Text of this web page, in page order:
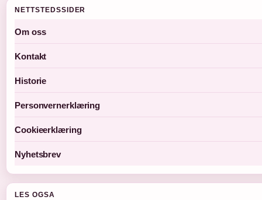
NETTSTEDSSIDER
Om oss
Kontakt
Historie
Personvernerklæring
Cookieerklæring
Nyhetsbrev
LES OGSA